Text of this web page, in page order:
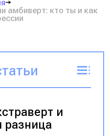
амбиверт: кто ты и как
и
разница